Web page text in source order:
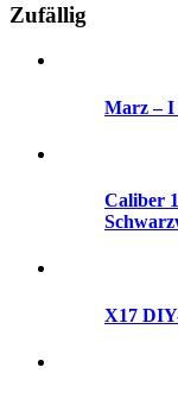
Zufällig
Marz – I
Caliber
X17